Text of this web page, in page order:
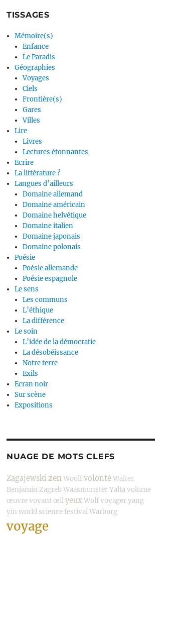
TISSAGES
Mémoire(s)
Enfance
Le Paradis
Géographies
Voyages
Ciels
Frontière(s)
Gares
Villes
Lire
Livres
Lectures étonnantes
Ecrire
La littérature ?
Langues d’ailleurs
Domaine allemand
Domaine américain
Domaine helvétique
Domaine italien
Domaine japonais
Domaine polonais
Poésie
Poésie allemande
Poésie espagnole
Le sens
Les communs
L’éthique
La différence
Le soin
L’idée de la démocratie
La désobéissance
Notre terre
Exils
Ecran noir
Sur scène
Expositions
NUAGE DE MOTS CLEFS
ZagajewskizenWoolfvolonté Walter
Benjamin ZagrebWaasmunsterYaltavolume
œuvrevoyant œilyeuxWolfvoyageryang
yin world science festivalWarburg
voyage